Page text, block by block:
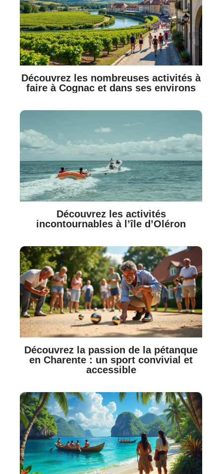
Découvrez les nombreuses activités à
faire à Cognac et dans ses environs
Découvrez les activités
incontournables à l’île d’Oléron
Découvrez la passion de la pétanque
en Charente : un sport convivial et
accessible